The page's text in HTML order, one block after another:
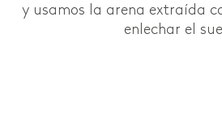
y usamos la arena extraída
enlechar el